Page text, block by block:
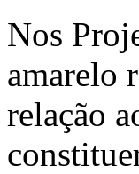
Nos
amarelo
relação